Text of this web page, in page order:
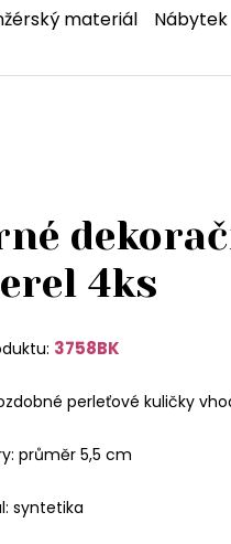
materiál Nábytek
4ks
3758BK
perleťové kuličky
průměr 5,5 cm
syntetika